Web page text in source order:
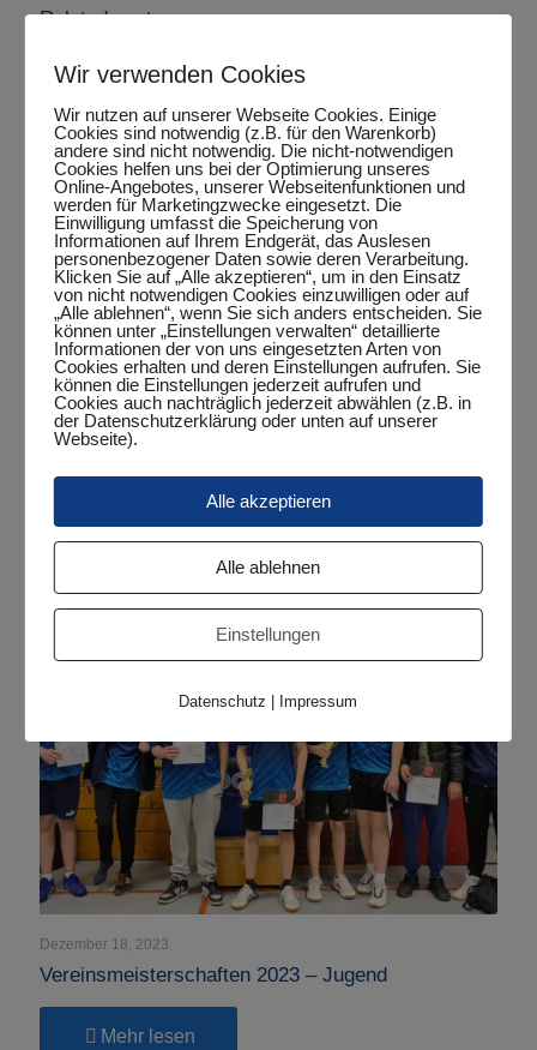
Related posts
Mai 15, 2024
Saisonfazit 2023/24
Saisonfazit
2023/24
Dezember 18, 2023
Vereinsmeisterschaften 2023 – Jugend
Mehr lesen
Wir verwenden Cookies
Wir nutzen auf unserer Webseite Cookies. Einige
Cookies sind notwendig (z.B. für den Warenkorb)
andere sind nicht notwendig. Die nicht-notwendigen
Cookies helfen uns bei der Optimierung unseres
Online-Angebotes, unserer Webseitenfunktionen und
werden für Marketingzwecke eingesetzt. Die
Einwilligung umfasst die Speicherung von
Informationen auf Ihrem Endgerät, das Auslesen
personenbezogener Daten sowie deren Verarbeitung.
Klicken Sie auf „Alle akzeptieren“, um in den Einsatz
von nicht notwendigen Cookies einzuwilligen oder auf
„Alle ablehnen“, wenn Sie sich anders entscheiden. Sie
können unter „Einstellungen verwalten“ detaillierte
Informationen der von uns eingesetzten Arten von
Cookies erhalten und deren Einstellungen aufrufen. Sie
können die Einstellungen jederzeit aufrufen und
Cookies auch nachträglich jederzeit abwählen (z.B. in
der Datenschutzerklärung oder unten auf unserer
Webseite).
Alle akzeptieren
Alle ablehnen
Einstellungen
Datenschutz | Impressum